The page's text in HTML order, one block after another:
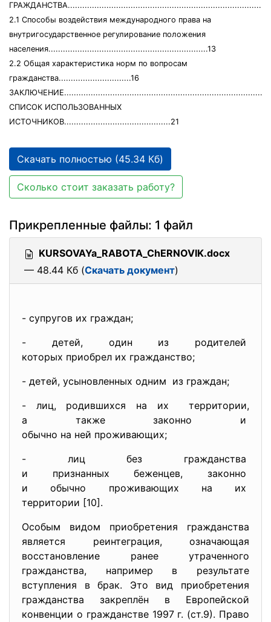
2.1 Способы воздействия международного права на
внутригосударственное регулирование положения
населения..................................................................13
2.2 Общая характеристика норм по вопросам
гражданства..............................16
СПИСОК ИСПОЛЬЗОВАННЫХ
ИСТОЧНИКОВ............................................21
Скачать полностью (45.34 Кб)
Сколько стоит заказать работу?
Прикрепленные файлы: 1 файл
KURSOVAYa_RABOTA_ChERNOVIK.docx
— 48.44 Кб (Скачать документ)
- супругов их граждан;
- детей, один из родителей
которых приобрел их гражданство;
- детей, усыновленных одним из граждан;
- лиц, родившихся на их территории,
а также законно и
обычно на ней проживающих;
- лиц без гражданства
и признанных беженцев, законно
и обычно проживающих на их
территории [10].
Особым видом приобретения гражданства
является реинтеграция, означающая
восстановление ранее утраченного
гражданства, например в результате
вступления в брак. Это вид приобретения
гражданства закреплён в Европейской
конвенции о гражданстве 1997 г. (ст.9). Право